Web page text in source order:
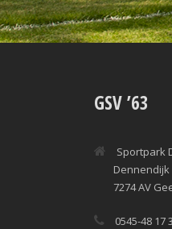
GSV ’63
Sportpark
Dennendijk
7274 AV
0545-48 17